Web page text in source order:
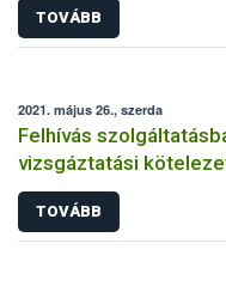
TOVÁBB
2021. május 26., szerda
Felhívás
vizsgáztatási
TOVÁBB